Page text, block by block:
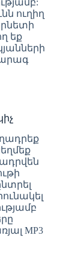
ուղիղ
եք
MP3